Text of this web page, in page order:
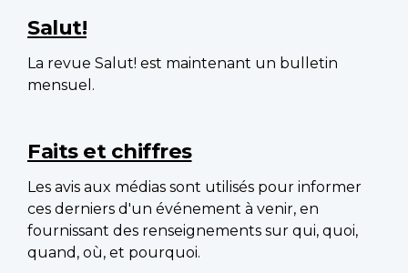
Salut!
La revue Salut! est maintenant un bulletin
mensuel.
Faits et chiffres
Les avis aux médias sont utilisés pour informer
ces derniers d'un événement à venir, en
fournissant des renseignements sur qui, quoi,
quand, où, et pourquoi.